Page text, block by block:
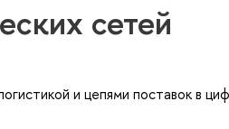
сетей
и цепями поставок в